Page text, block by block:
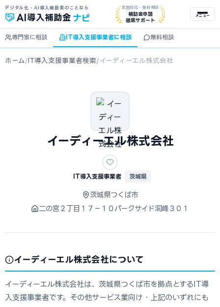
デジタル化・AI導入補助金のことなら
AI 導入補助金 ナビ
全国対応・無料相談
補助金申請
徹底サポート
メニュー
専門家に相談 IT導入支援事業者に相談 無料相談
ホーム /IT導入支援事業者検索/ イーディーエル株式会社
イーディーエル株式会社
IT導入支援事業者 茨城県
茨城県つくば市
二の宮２丁目１７－１０パークサイド洞峰３０１
イーディーエル株式会社について
イーディーエル株式会社は、茨城県つくば市を拠点とするIT導
入支援事業者です。その他サービス業向け・上記のいずれにも